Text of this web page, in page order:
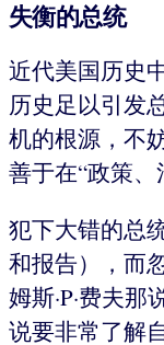
失衡的总统
近代美国历史
历史足以引发
机的根源，不
善于在“政策、
犯下大错的总
和报告），而
姆斯·P·费夫
说要非常了解